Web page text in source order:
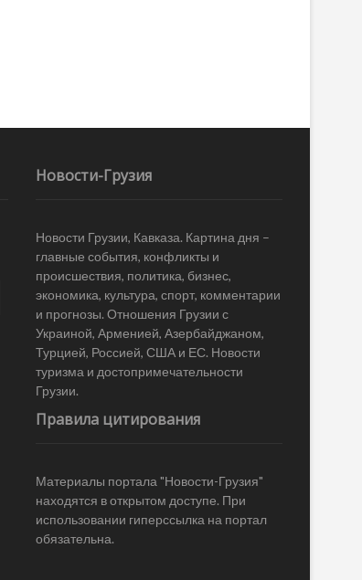
Новости-Грузия
Новости Грузии, Кавказа. Картина дня –
главные события, конфликты и
происшествия, политика, бизнес,
экономика, культура, спорт, комментарии
и прогнозы. Отношения Грузии с
Украиной, Арменией, Азербайджаном,
Турцией, Россией, США и ЕС. Новости
туризма и достопримечательности
Грузии.
Правила цитирования
Материалы портала "Новости-Грузия"
находятся в открытом доступе. При
использовании гиперссылка на портал
обязательна.